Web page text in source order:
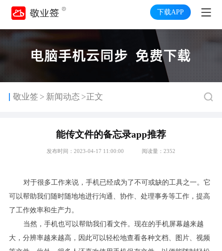
下载APP
敬业签 > 新闻动态 >正文
能传文件的备忘录app推荐
发布时间：2023-04-17 11:00:00 阅读量：2352
对于很多工作来说，手机已经成为了不可或缺的工具之一。它
可以帮助我们随时随地地进行沟通、协作、处理事务等工作，提高
了工作效率和生产力。
当然，手机也可以帮助我们看文件。现在的手机屏幕越来越
大，分辨率越来越高，因此可以轻松地查看各种文档、图片、视频